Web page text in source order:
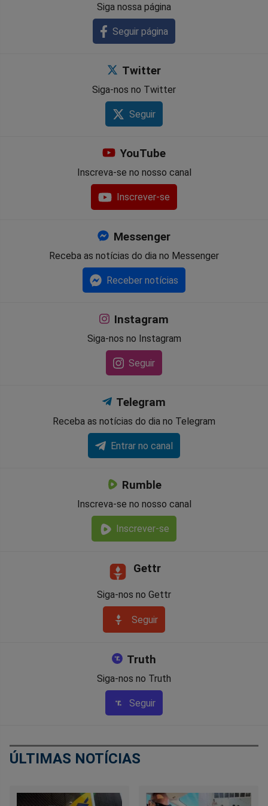
Siga nossa página
Seguir página
Twitter
Siga-nos no Twitter
Seguir
YouTube
Inscreva-se no nosso canal
Inscrever-se
Messenger
Receba as notícias do dia no Messenger
Receber notícias
Instagram
Siga-nos no Instagram
Seguir
Telegram
Receba as notícias do dia no Telegram
Entrar no canal
Rumble
Inscreva-se no nosso canal
Inscrever-se
Gettr
Siga-nos no Gettr
Seguir
Truth
Siga-nos no Truth
Seguir
ÚLTIMAS NOTÍCIAS